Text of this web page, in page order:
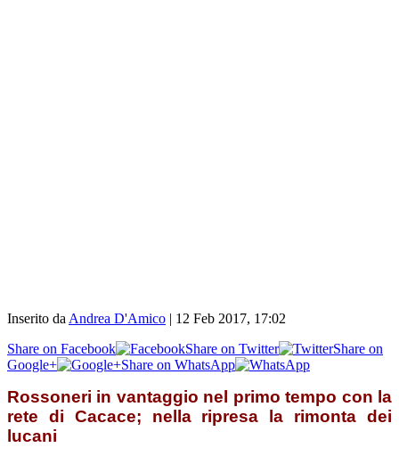
Google+
Share on WhatsApp
rete di Cacace; nella ripresa la rimonta dei
lucani